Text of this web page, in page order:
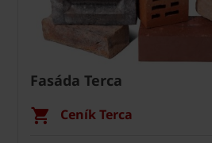
Fasáda Terca
Ceník Terca